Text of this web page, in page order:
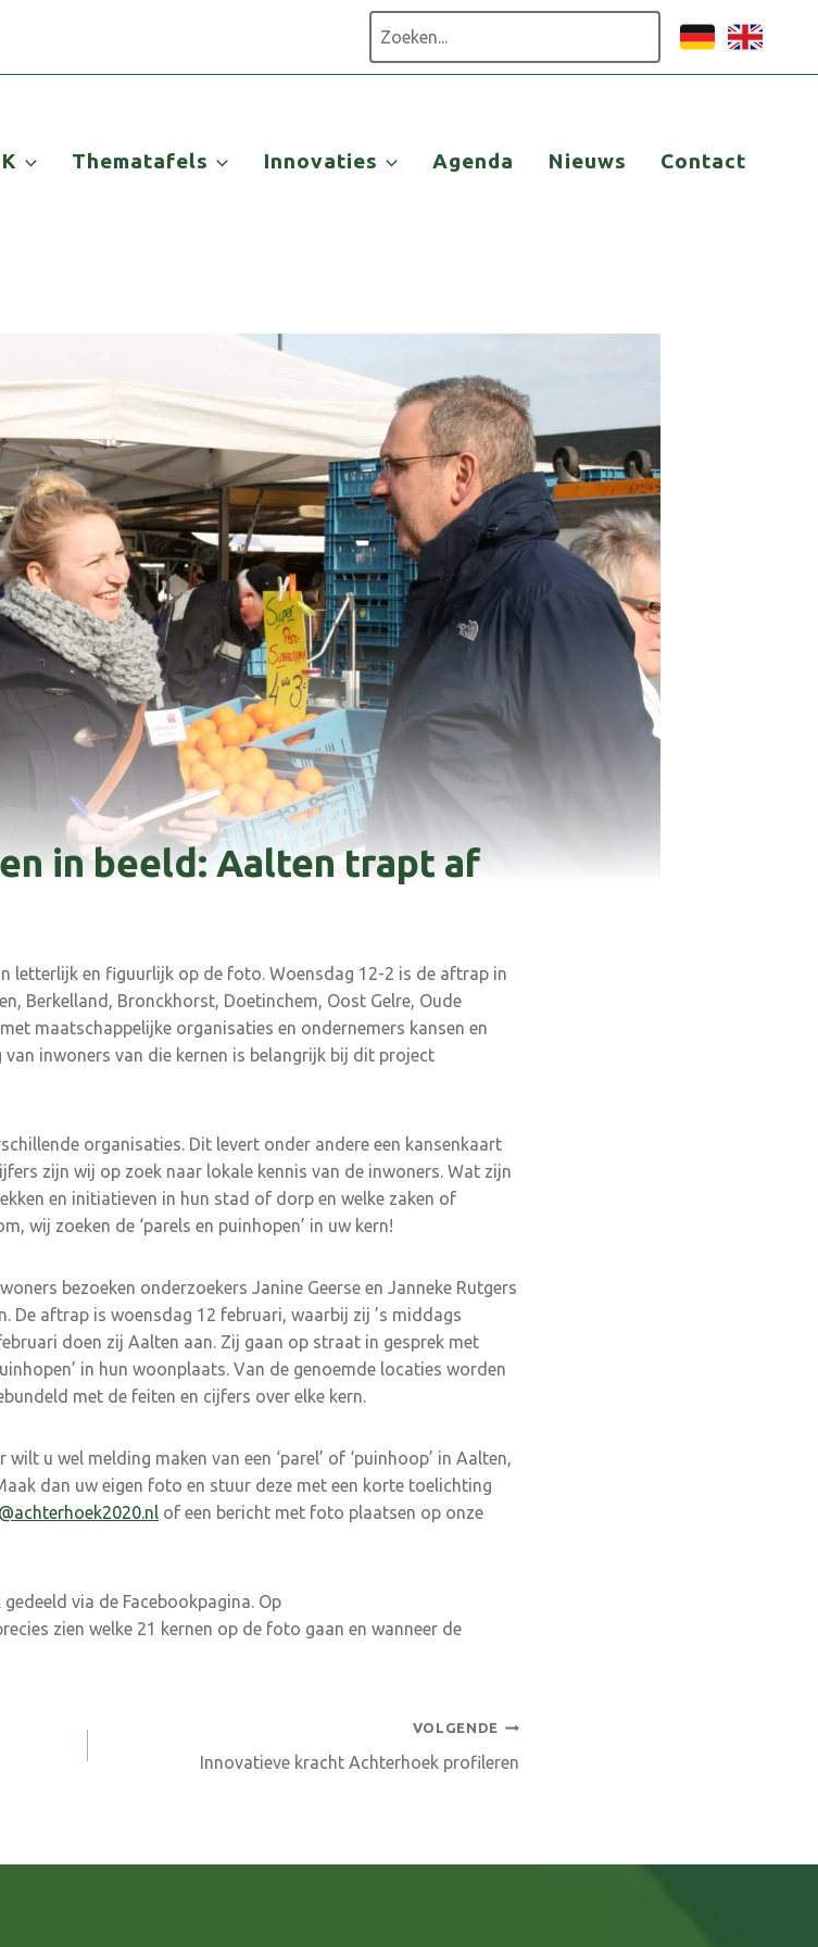
Thematafels Innovaties Agenda Nieuws Contact
in beeld: Aalten trapt af
letterlijk en figuurlijk op de foto. Woensdag 12-2 is de aftrap in
Berkelland, Bronckhorst, Doetinchem, Oost Gelre, Oude
maatschappelijke organisaties en ondernemers kansen en
van inwoners van die kernen is belangrijk bij dit project
organisaties. Dit levert onder andere een kansenkaart
zijn wij op zoek naar lokale kennis van de inwoners. Wat zijn
en initiatieven in hun stad of dorp en welke zaken of
wij zoeken de ‘parels en puinhopen’ in uw kern!
bezoeken onderzoekers Janine Geerse en Janneke Rutgers
De aftrap is woensdag 12 februari, waarbij zij ’s middags
doen zij Aalten aan. Zij gaan op straat in gesprek met
in hun woonplaats. Van de genoemde locaties worden
met de feiten en cijfers over elke kern.
u wel melding maken van een ‘parel’ of ‘puinhoop’ in Aalten,
dan uw eigen foto en stuur deze met een korte toelichting
of een bericht met foto plaatsen op onze
via de Facebookpagina. Op
zien welke 21 kernen op de foto gaan en wanneer de
VOLGENDE
Innovatieve kracht Achterhoek profileren